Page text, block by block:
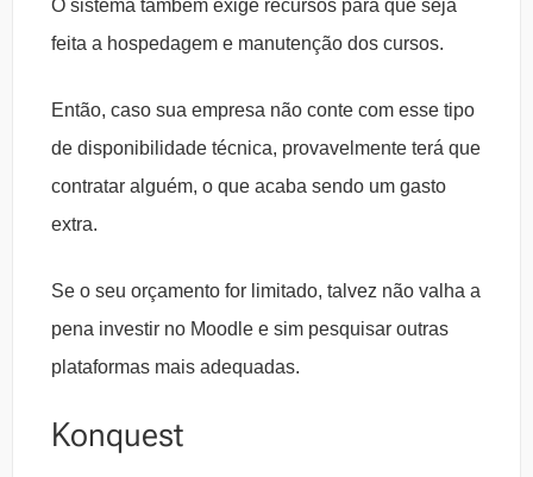
O sistema também exige recursos para que seja
feita a hospedagem e manutenção dos cursos.
Então, caso sua empresa não conte com esse tipo
de disponibilidade técnica, provavelmente terá que
contratar alguém, o que acaba sendo um gasto
extra.
Se o seu orçamento for limitado, talvez não valha a
pena investir no Moodle e sim pesquisar outras
plataformas mais adequadas.
Konquest